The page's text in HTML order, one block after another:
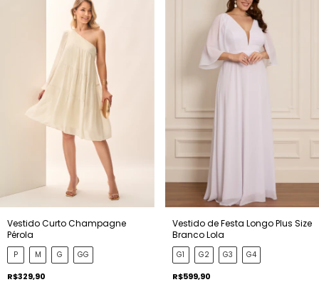
Vestido Curto Champagne
Pérola
P M G GG
R$329,90
Vestido de Festa Longo Plus Size
Branco Lola
G1 G2 G3 G4
R$599,90